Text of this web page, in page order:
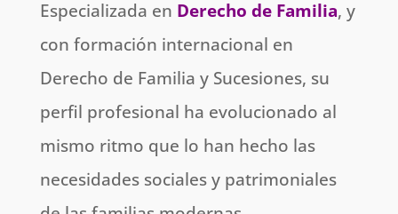
Especializada en Derecho de Familia, y
con formación internacional en
Derecho de Familia y Sucesiones, su
perfil profesional ha evolucionado al
mismo ritmo que lo han hecho las
necesidades sociales y patrimoniales